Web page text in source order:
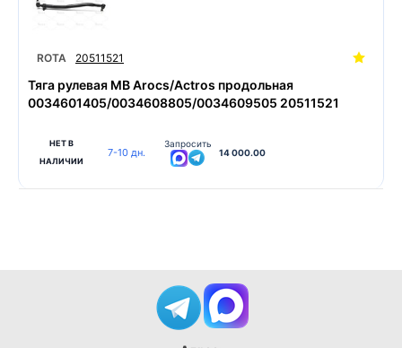
ROTA 20511521
Тяга рулевая MB Arocs/Actros продольная
0034601405/0034608805/0034609505 20511521
НЕТ В
НАЛИЧИИ
7-10 дн.
Запросить
14 000.00